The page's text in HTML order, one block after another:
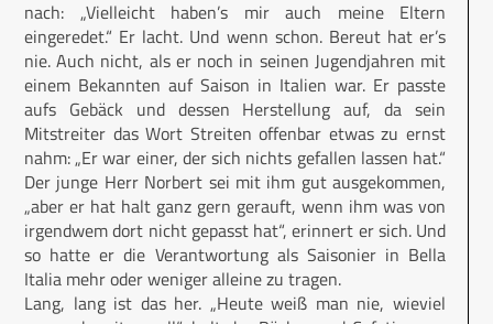
nach: „Vielleicht haben’s mir auch meine Eltern
eingeredet.“ Er lacht. Und wenn schon. Bereut hat er’s
nie. Auch nicht, als er noch in seinen Jugendjahren mit
einem Bekannten auf Saison in Italien war. Er passte
aufs Gebäck und dessen Herstellung auf, da sein
Mitstreiter das Wort Streiten offenbar etwas zu ernst
nahm: „Er war einer, der sich nichts gefallen lassen hat.“
Der junge Herr Norbert sei mit ihm gut ausgekommen,
„aber er hat halt ganz gern gerauft, wenn ihm was von
irgendwem dort nicht gepasst hat“, erinnert er sich. Und
so hatte er die Verantwortung als Saisonier in Bella
Italia mehr oder weniger alleine zu tragen.
Lang, lang ist das her. „Heute weiß man nie, wieviel